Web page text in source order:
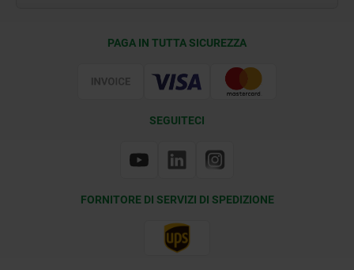
PAGA IN TUTTA SICUREZZA
SEGUITECI
FORNITORE DI SERVIZI DI SPEDIZIONE